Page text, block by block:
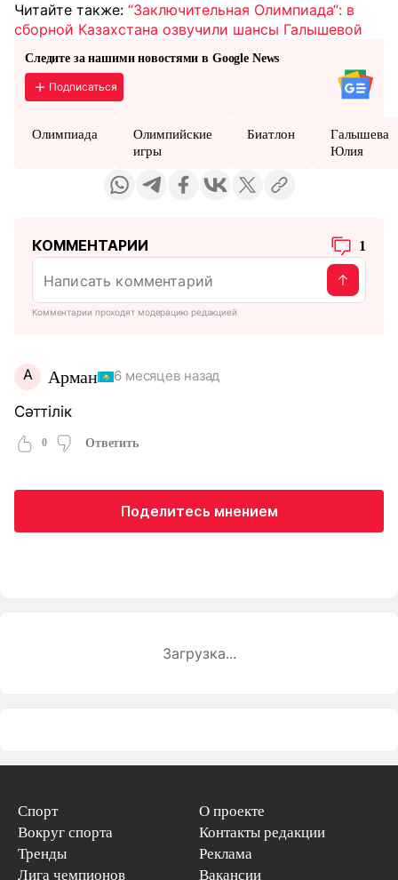
Читайте также: “Заключительная Олимпиада“: в
сборной Казахстана озвучили шансы Галышевой
Следите за нашими новостями в Google News
Подписаться
Олимпиада
Олимпийские
игры
Биатлон
Галышева
Юлия
КОММЕНТАРИИ 1
Комментарии проходят модерацию редакцией
А Арман 6 месяцев назад
Сәттілік
0 Ответить
Поделитесь мнением
Загрузка...
Спорт
Вокруг спорта
Тренды
Лига чемпионов
О проекте
Контакты редакции
Реклама
Вакансии